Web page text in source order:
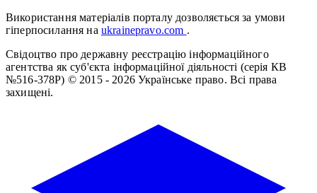
Використання матеріалів порталу дозволяється за умови
гіперпосилання на ukrainepravo.com .
Свідоцтво про державну реєстрацію інформаційного
агентства як суб'єкта інформаційної діяльності (серія КВ
№516-378Р) © 2015 - 2026 Українське право. Всі права
захищені.